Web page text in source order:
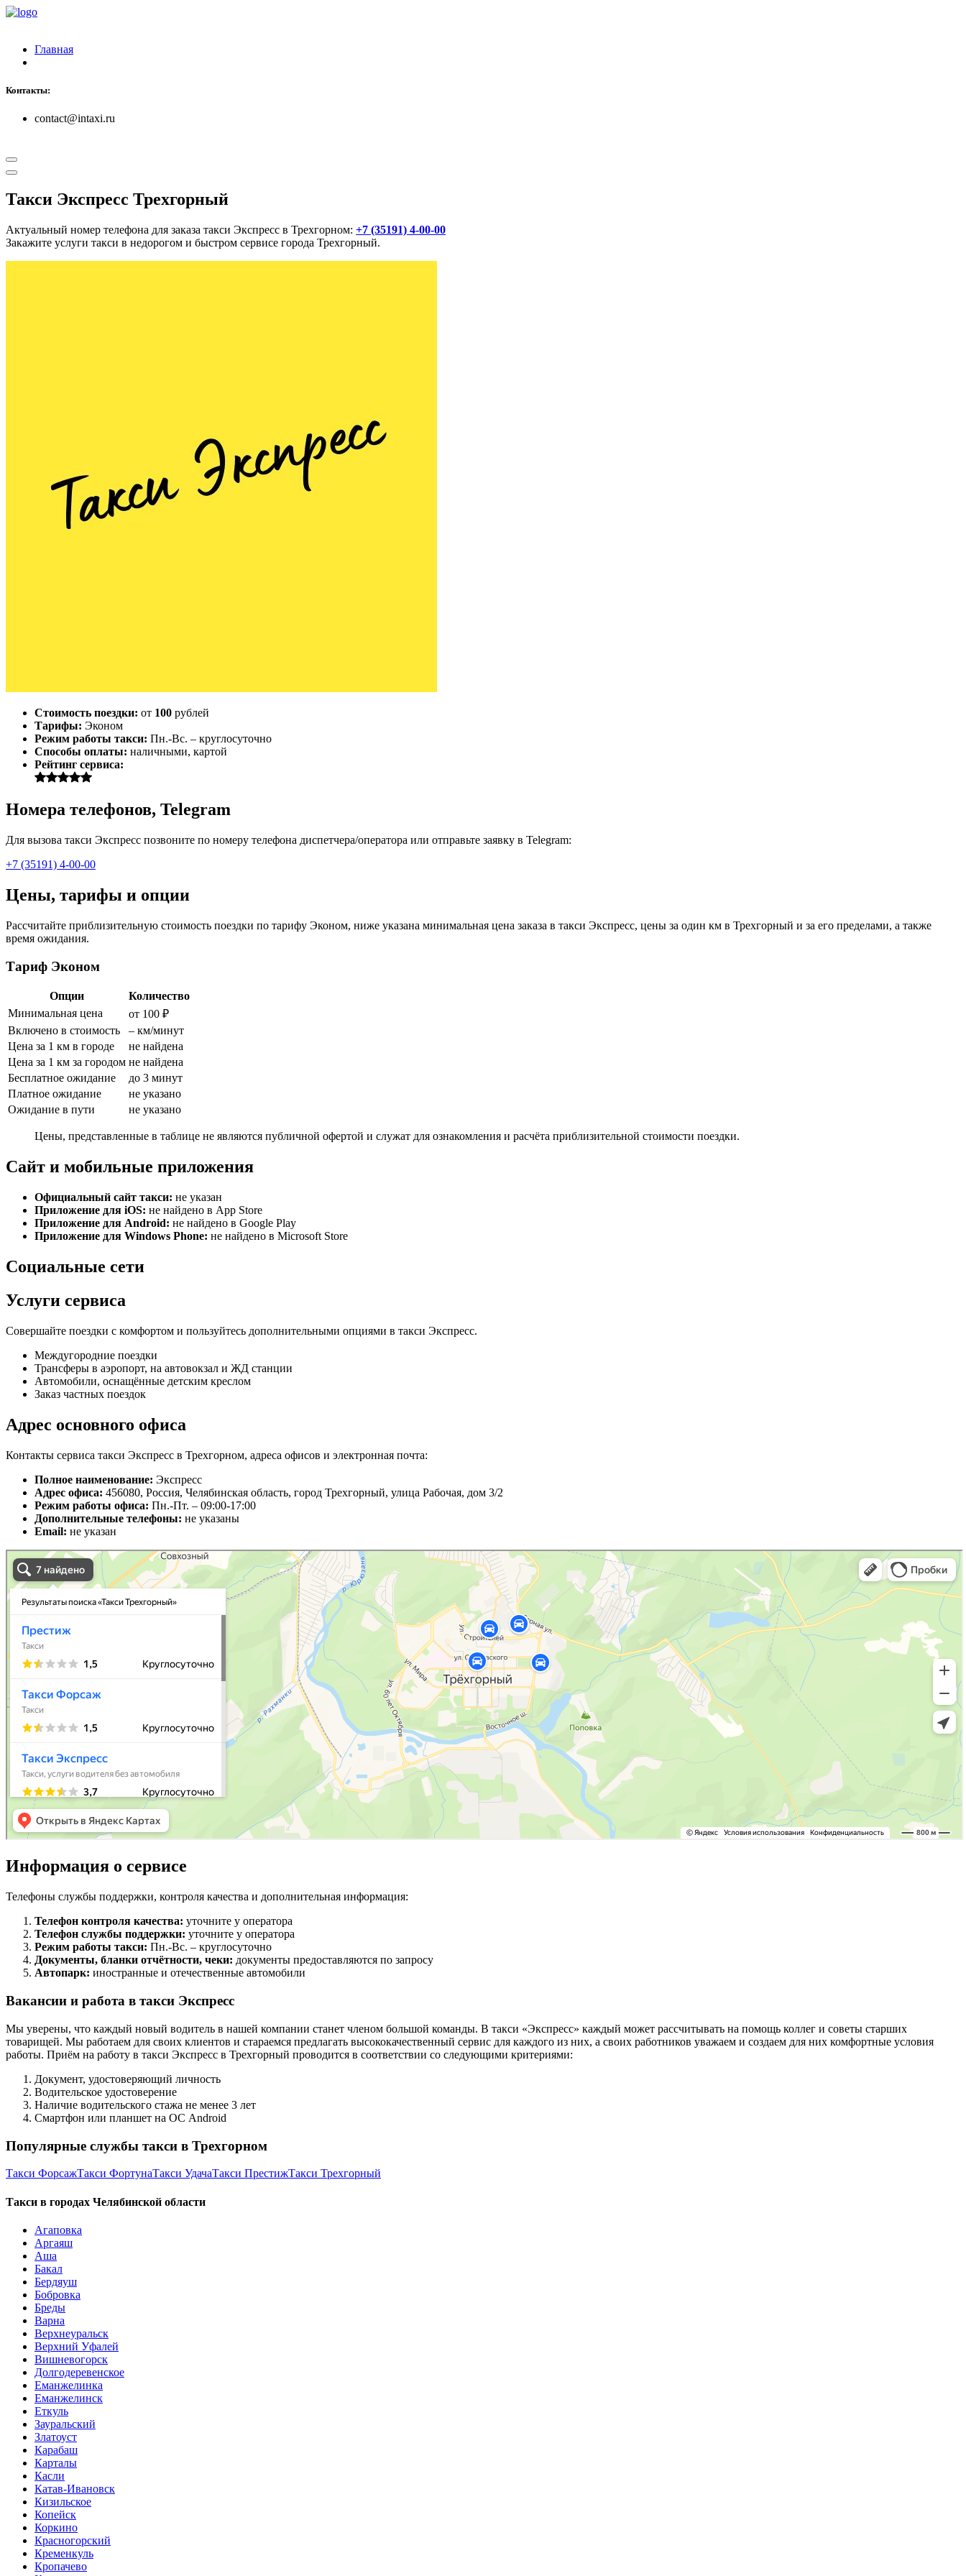
Главная
Контакты:
contact@intaxi.ru
Такси Экспресс Трехгорный
Актуальный номер телефона для заказа такси Экспресс в Трехгорном: +7 (35191) 4-00-00
Закажите услуги такси в недорогом и быстром сервисе города Трехгорный.
Стоимость поездки: от 100 рублей
Тарифы: Эконом
Режим работы такси: Пн.-Вс. – круглосуточно
Способы оплаты: наличными, картой
Рейтинг сервиса:
Номера телефонов, Telegram
Для вызова такси Экспресс позвоните по номеру телефона диспетчера/оператора или отправьте заявку в Telegram:
+7 (35191) 4-00-00
Цены, тарифы и опции
Рассчитайте приблизительную стоимость поездки по тарифу Эконом, ниже указана минимальная цена заказа в такси Экспресс, цены за один км в Трехгорный и за его пределами, а также
время ожидания.
Тариф Эконом
Опции
Количество
Минимальная цена
от 100 ₽
Включено в стоимость
– км/минут
Цена за 1 км в городе
не найдена
Цена за 1 км за городом не найдена
Бесплатное ожидание
до 3 минут
Платное ожидание
не указано
Ожидание в пути
не указано
Цены, представленные в таблице не являются публичной офертой и служат для ознакомления и расчёта приблизительной стоимости поездки.
Сайт и мобильные приложения
Официальный сайт такси: не указан
Приложение для iOS: не найдено в App Store
Приложение для Android: не найдено в Google Play
Приложение для Windows Phone: не найдено в Microsoft Store
Социальные сети
Услуги сервиса
Совершайте поездки с комфортом и пользуйтесь дополнительными опциями в такси Экспресс.
Междугородние поездки
Трансферы в аэропорт, на автовокзал и ЖД станции
Автомобили, оснащённые детским креслом
Заказ частных поездок
Адрес основного офиса
Контакты сервиса такси Экспресс в Трехгорном, адреса офисов и электронная почта:
Полное наименование: Экспресс
Адрес офиса: 456080, Россия, Челябинская область, город Трехгорный, улица Рабочая, дом 3/2
Режим работы офиса: Пн.-Пт. – 09:00-17:00
Дополнительные телефоны: не указаны
Email: не указан
Информация о сервисе
Телефоны службы поддержки, контроля качества и дополнительная информация:
Телефон контроля качества: уточните у оператора
Телефон службы поддержки: уточните у оператора
Режим работы такси: Пн.-Вс. – круглосуточно
Документы, бланки отчётности, чеки: документы предоставляются по запросу
Автопарк: иностранные и отечественные автомобили
Вакансии и работа в такси Экспресс
Мы уверены, что каждый новый водитель в нашей компании станет членом большой команды. В такси «Экспресс» каждый может рассчитывать на помощь коллег и советы старших
товарищей. Мы работаем для своих клиентов и стараемся предлагать высококачественный сервис для каждого из них, а своих работников уважаем и создаем для них комфортные условия
работы. Приём на работу в такси Экспресс в Трехгорный проводится в соответствии со следующими критериями:
Документ, удостоверяющий личность
Водительское удостоверение
Наличие водительского стажа не менее 3 лет
Смартфон или планшет на ОС Android
Популярные службы такси в Трехгорном
Такси ФорсажТакси ФортунаТакси УдачаТакси ПрестижТакси Трехгорный
Такси в городах Челябинской области
Агаповка
Аргаяш
Аша
Бакал
Бердяуш
Бобровка
Бреды
Варна
Верхнеуральск
Верхний Уфалей
Вишневогорск
Долгодеревенское
Еманжелинка
Еманжелинск
Еткуль
Зауральский
Златоуст
Карабаш
Карталы
Касли
Катав-Ивановск
Кизильское
Копейск
Коркино
Красногорский
Кременкуль
Кропачево